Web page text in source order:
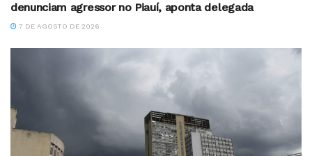
denunciam agressor no Piauí, aponta delegada
7 DE AGOSTO DE 2026